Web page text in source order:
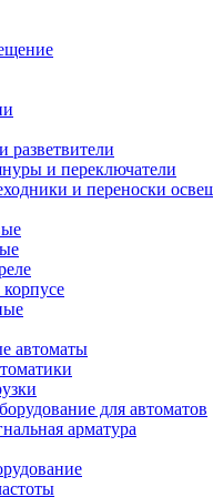
разветвители
и переключатели
и переноски
автоматы
для автоматов
арматура